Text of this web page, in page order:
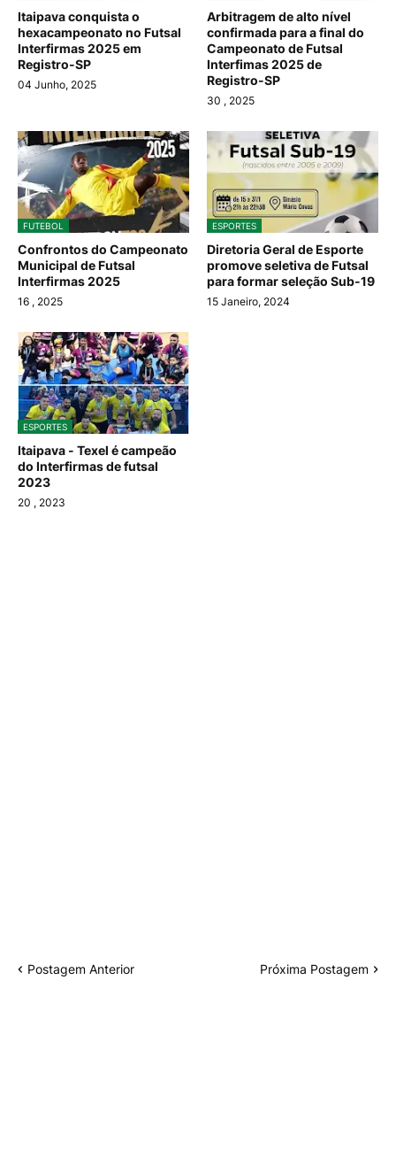
Itaipava conquista o
hexacampeonato no Futsal
Interfirmas 2025 em
Registro-SP
04 Junho, 2025
Arbitragem de alto nível
confirmada para a final do
Campeonato de Futsal
Interfimas 2025 de
Registro-SP
30 , 2025
FUTEBOL
Confrontos do Campeonato
Municipal de Futsal
Interfirmas 2025
16 , 2025
ESPORTES
Diretoria Geral de Esporte
promove seletiva de Futsal
para formar seleção Sub-19
15 Janeiro, 2024
ESPORTES
Itaipava - Texel é campeão
do Interfirmas de futsal
2023
20 , 2023
Postagem Anterior Próxima Postagem